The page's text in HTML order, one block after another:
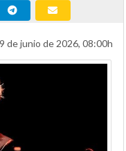
de junio de 2026, 08:00h